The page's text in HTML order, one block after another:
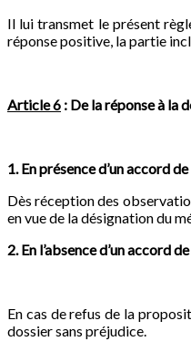
Il lui transmet le présent
réponse positive, la partie
Article 6 : De la réponse à la
1. En présence d’un accord
Dès réception des
en vue de la désignation du
2. En l’absence d’un accord
En cas de refus de la
dossier sans préjudice.